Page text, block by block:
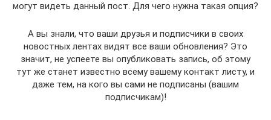
могут видеть данный пост. Для чего нужна такая опция?
А вы знали, что ваши друзья и подписчики в своих
новостных лентах видят все ваши обновления? Это
значит, не успеете вы опубликовать запись, об этому
тут же станет известно всему вашему контакт листу, и
даже тем, на кого вы сами не подписаны (вашим
подписчикам)!